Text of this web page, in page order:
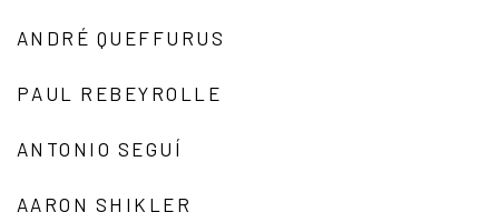
ANDRÉ QUEFFURUS
PAUL REBEYROLLE
ANTONIO SEGUÍ
AARON SHIKLER